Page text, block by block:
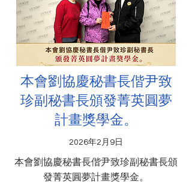
本會劉協慶秘書長偕尹致
珍副秘書長頒發菁英圓夢
計畫獎學金。
2026年2月9日
本會劉協慶秘書長偕尹致珍副秘書長頒
發菁英圓夢計畫獎學金。